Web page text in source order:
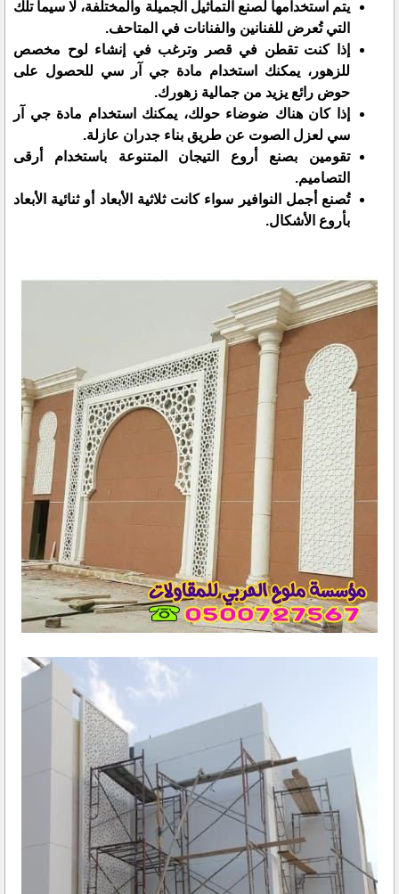
يتم استخدامها لصنع التماثيل الجميلة والمختلفة، لا سيما تلك
التي تُعرض للفنانين والفنانات في المتاحف.
إذا كنت تقطن في قصر وترغب في إنشاء لوح مخصص
للزهور، يمكنك استخدام مادة جي آر سي للحصول على
حوض رائع يزيد من جمالية زهورك.
إذا كان هناك ضوضاء حولك، يمكنك استخدام مادة جي آر
سي لعزل الصوت عن طريق بناء جدران عازلة.
تقومين بصنع أروع التيجان المتنوعة باستخدام أرقى
التصاميم.
تُصنع أجمل النوافير سواء كانت ثلاثية الأبعاد أو ثنائية الأبعاد
بأروع الأشكال.